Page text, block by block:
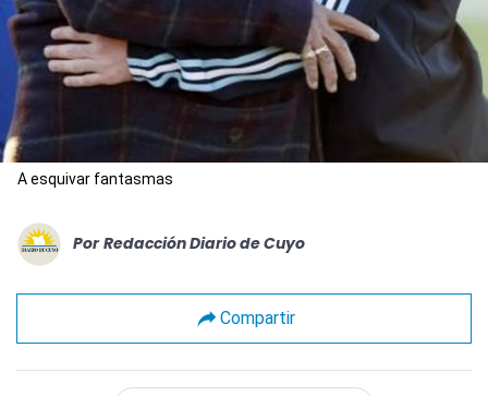
A esquivar fantasmas
Por Redacción Diario de Cuyo
Compartir